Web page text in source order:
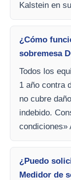
Kalstein en
¿Cómo
sobremesa
Todos los
1 año contra
no cubre
indebido.
condiciones»
¿Puedo
Medidor de